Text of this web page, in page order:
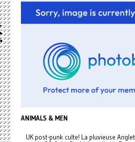
ANIMALS & MEN
UK post-punk culte! La pluvieuse